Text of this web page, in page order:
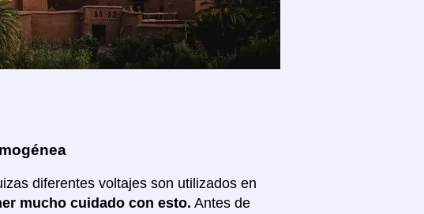
diferentes voltajes son utilizados en
mucho cuidado con esto. Antes de